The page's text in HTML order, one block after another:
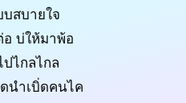
สบายใจ
อ บ่ให้มาพ้อ
ไกลไกล
นำเบิ่ดคนไค